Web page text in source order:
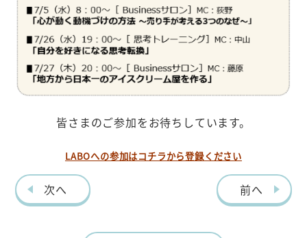
皆さまのご参加をお待ちしています。
LABOへの参加はコチラから登録ください
次へ 前へ